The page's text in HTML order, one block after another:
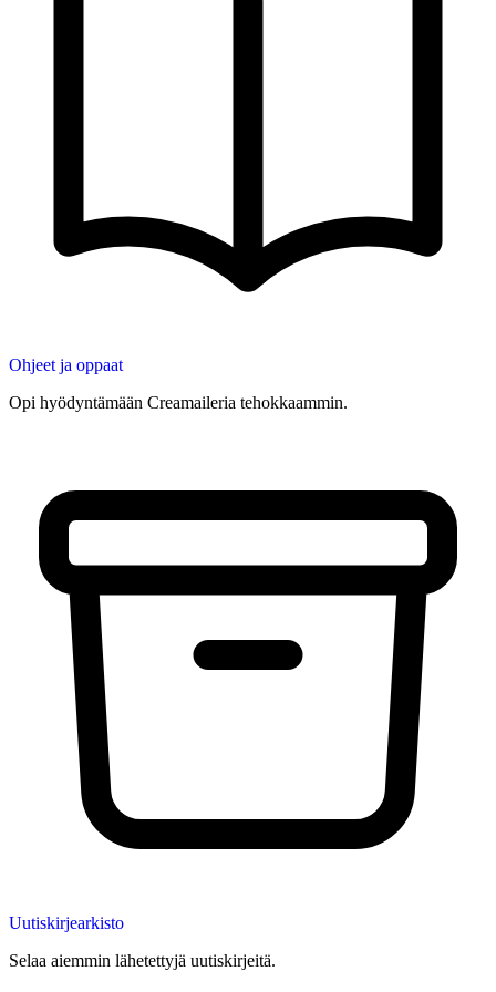
Ohjeet ja oppaat
Opi hyödyntämään Creamaileria tehokkaammin.
Uutiskirjearkisto
Selaa aiemmin lähetettyjä uutiskirjeitä.